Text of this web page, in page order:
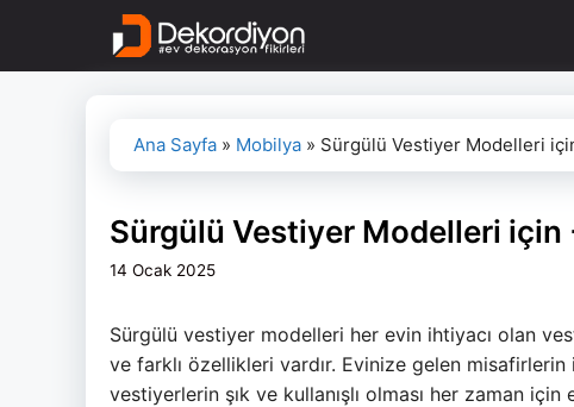
Ana Sayfa » Mobilya » Sürgülü Vestiyer Modelleri
Sürgülü Vestiyer Modelleri için
14 Ocak 2025
Sürgülü vestiyer modelleri her evin ihtiyacı olan
ve farklı özellikleri vardır. Evinize gelen
vestiyerlerin şık ve kullanışlı olması her zaman